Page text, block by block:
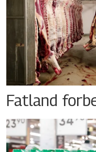
Fatland